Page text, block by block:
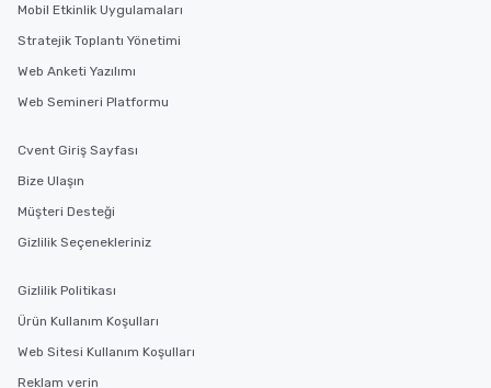
Mobil Etkinlik Uygulamaları
Stratejik Toplantı Yönetimi
Web Anketi Yazılımı
Web Semineri Platformu
Cvent Giriş Sayfası
Bize Ulaşın
Müşteri Desteği
Gizlilik Seçenekleriniz
Gizlilik Politikası
Ürün Kullanım Koşulları
Web Sitesi Kullanım Koşulları
Reklam verin